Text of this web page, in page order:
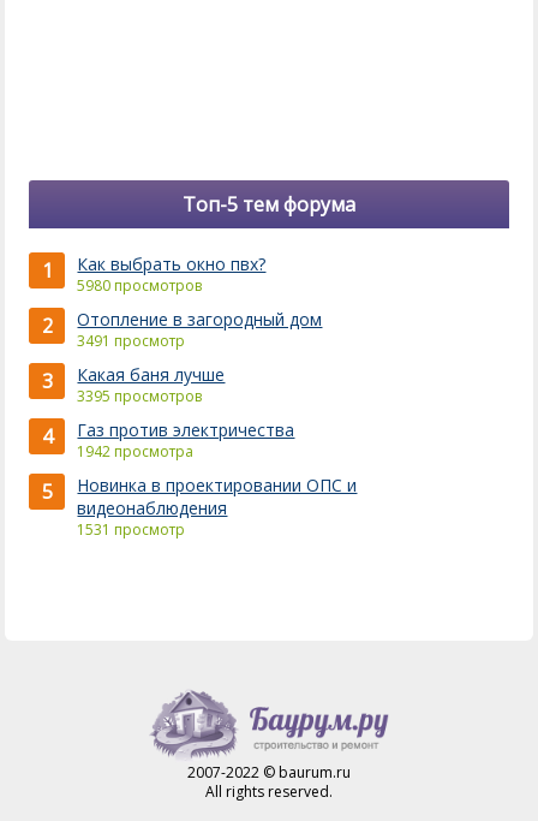
Топ-5 тем форума
1 Как выбрать окно пвх?
5980 просмотров
2 Отопление в загородный дом
3491 просмотр
3 Какая баня лучше
3395 просмотров
4 Газ против электричества
1942 просмотра
5
Новинка в проектировании ОПС и
видеонаблюдения
1531 просмотр
2007-2022 © baurum.ru
All rights reserved.